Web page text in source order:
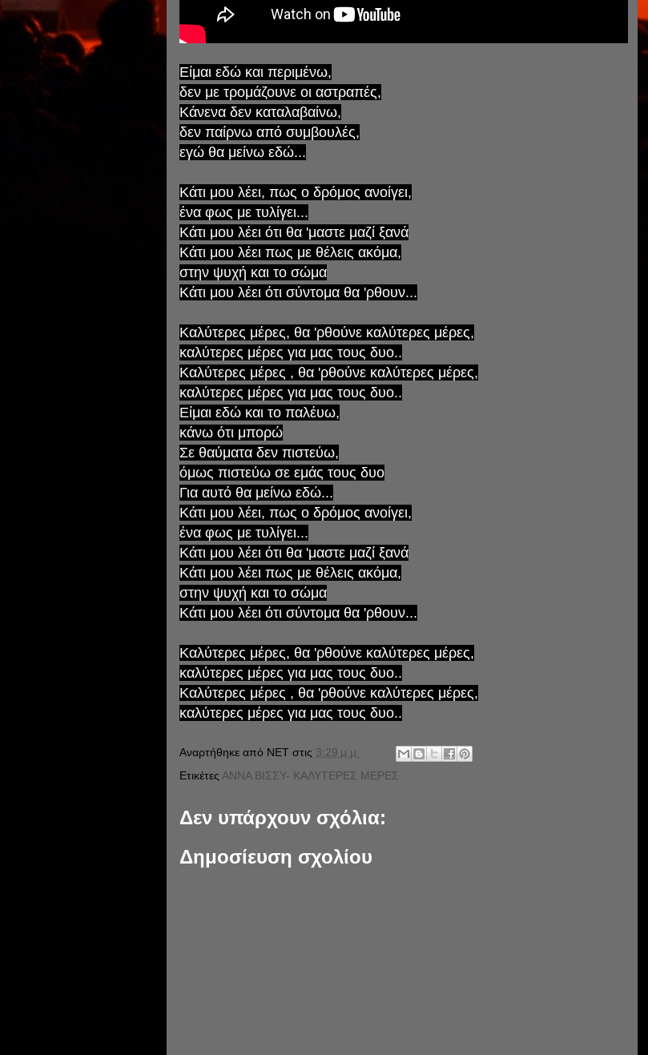
Είμαι εδώ και περιμένω,
δεν με τρομάζουνε οι αστραπές,
Κάνενα δεν καταλαβαίνω,
δεν παίρνω από συμβουλές,
εγώ θα μείνω εδώ...
Κάτι μου λέει, πως ο δρόμος ανοίγει,
ένα φως με τυλίγει...
Κάτι μου λέει ότι θα 'μαστε μαζί ξανά
Κάτι μου λέει πως με θέλεις ακόμα,
στην ψυχή και το σώμα
Κάτι μου λέει ότι σύντομα θα 'ρθουν...
Καλύτερες μέρες, θα 'ρθούνε καλύτερες μέρες,
καλύτερες μέρες για μας τους δυο..
Καλύτερες μέρες , θα 'ρθούνε καλύτερες μέρες,
καλύτερες μέρες για μας τους δυο..
Είμαι εδώ και το παλέυω,
κάνω ότι μπορώ
Σε θαύματα δεν πιστεύω,
όμως πιστεύω σε εμάς τους δυο
Για αυτό θα μείνω εδώ...
Κάτι μου λέει, πως ο δρόμος ανοίγει,
ένα φως με τυλίγει...
Κάτι μου λέει ότι θα 'μαστε μαζί ξανά
Κάτι μου λέει πως με θέλεις ακόμα,
στην ψυχή και το σώμα
Κάτι μου λέει ότι σύντομα θα 'ρθουν...
Καλύτερες μέρες, θα 'ρθούνε καλύτερες μέρες,
καλύτερες μέρες για μας τους δυο..
Καλύτερες μέρες , θα 'ρθούνε καλύτερες μέρες,
καλύτερες μέρες για μας τους δυο..
Αναρτήθηκε από NET στις 3:29 μ.μ.
Ετικέτες ΑΝΝΑ ΒΙΣΣΥ- ΚΑΛΥΤΕΡΕΣ ΜΕΡΕΣ
Δεν υπάρχουν σχόλια:
Δημοσίευση σχολίου